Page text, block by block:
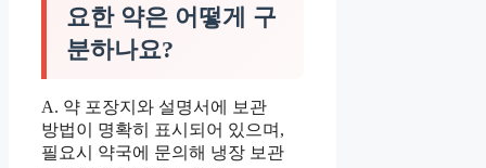
요한 약은 어떻게 구
분하나요?
A. 약 포장지와 설명서에 보관
방법이 명확히 표시되어 있으며,
필요시 약국에 문의해 냉장 보관